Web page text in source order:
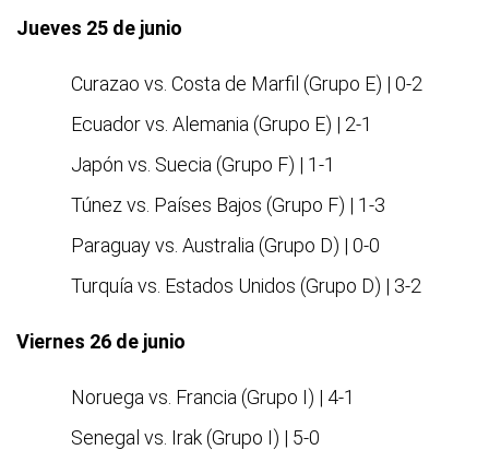
Jueves 25 de junio
Curazao vs. Costa de Marfil (Grupo E) | 0-2
Ecuador vs. Alemania (Grupo E) | 2-1
Japón vs. Suecia (Grupo F) | 1-1
Túnez vs. Países Bajos (Grupo F) | 1-3
Paraguay vs. Australia (Grupo D) | 0-0
Turquía vs. Estados Unidos (Grupo D) | 3-2
Viernes 26 de junio
Noruega vs. Francia (Grupo I) | 4-1
Senegal vs. Irak (Grupo I) | 5-0